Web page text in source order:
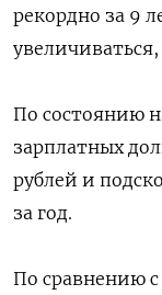
рекордно за 9
увеличиваться,
По состоянию
зарплатных
рублей и
за год.
По сравнению с